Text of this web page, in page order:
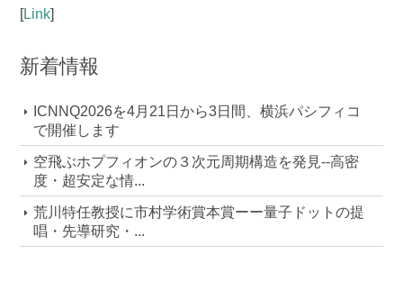
[Link]
新着情報
ICNNQ2026を4月21日から3日間、横浜パシフィコ
で開催します
空飛ぶホプフィオンの３次元周期構造を発見--高密
度・超安定な情...
荒川特任教授に市村学術賞本賞ーー量子ドットの提
唱・先導研究・...